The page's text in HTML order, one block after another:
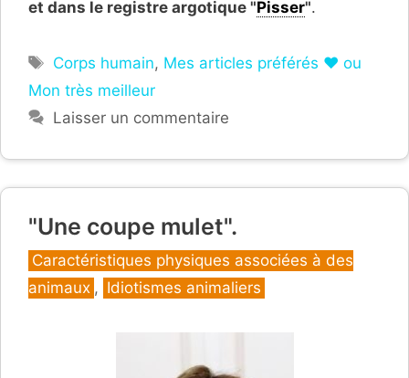
et dans le registre argotique "Pisser".
Étiquettes
Corps humain, Mes articles préférés ❤ ou
Mon très meilleur
Laisser un commentaire
"Une coupe mulet".
Catégories
Caractéristiques physiques associées à des
animaux , Idiotismes animaliers